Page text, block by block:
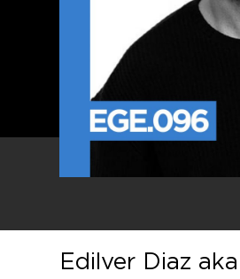
Edilver Diaz